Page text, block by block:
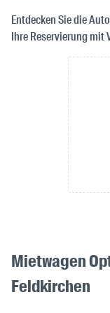
Entdecken Sie die
Ihre Reservierung mit
Mietwagen
Feldkirchen